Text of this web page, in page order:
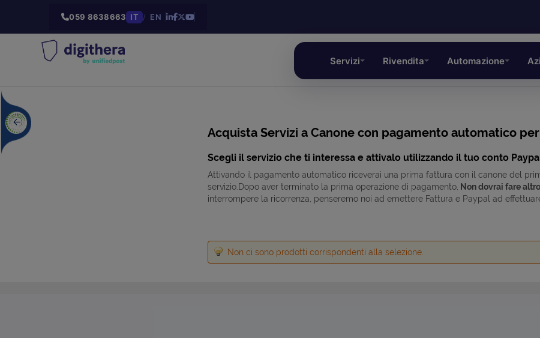
059 8638663 IT / EN
Servizi Rivendita Automazione
Acquista Servizi a Canone con pagamento automatico
Scegli il servizio che ti interessa e attivalo utilizzando il tuo conto
Attivando il pagamento automatico riceverai una prima fattura con il canone del
servizio.Dopo aver terminato la prima operazione di pagamento, Non dovrai fare
interrompere la ricorrenza, penseremo noi ad emettere Fattura e Paypal ad
Non ci sono prodotti corrispondenti alla selezione.